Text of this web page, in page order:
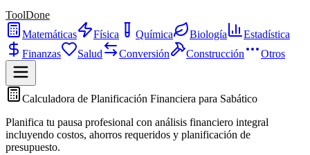
ToolDone
Matemáticas
Física Química Biología
Estadística
Finanzas
Salud Conversión Construcción Otros
Calculadora de Planificación Financiera para Sabático
Planifica tu pausa profesional con análisis financiero integral
incluyendo costos, ahorros requeridos y planificación de
presupuesto.